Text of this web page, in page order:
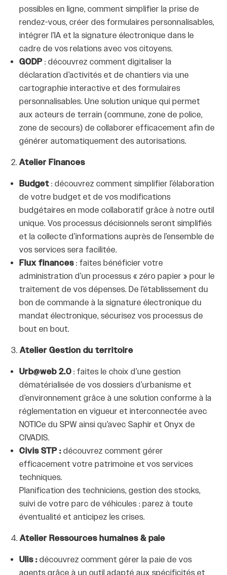
possibles en ligne, comment simplifier la prise de
rendez-vous, créer des formulaires personnalisables,
intégrer l’IA et la signature électronique dans le
cadre de vos relations avec vos citoyens.
GODP: découvrez comment digitaliser la
déclaration d’activités et de chantiers via une
cartographie interactive et des formulaires
personnalisables. Une solution unique qui permet
aux acteurs de terrain (commune, zone de police,
zone de secours) de collaborer efficacement afin de
générer automatiquement des autorisations.
Atelier Finances
Budget: découvrez comment simplifier l’élaboration
de votre budget et de vos modifications
budgétaires en mode collaboratif grâce à notre outil
unique. Vos processus décisionnels seront simplifiés
et la collecte d’informations auprès de l’ensemble de
vos services sera facilitée.
Flux finances: faites bénéficier votre
administration d’un processus « zéro papier » pour le
traitement de vos dépenses. De l’établissement du
bon de commande à la signature électronique du
mandat électronique, sécurisez vos processus de
bout en bout.
Atelier Gestion du territoire
Urb@web 2.0: faites le choix d’une gestion
dématérialisée de vos dossiers d’urbanisme et
d’environnement grâce à une solution conforme à la
réglementation en vigueur et interconnectée avec
NOTICe du SPW ainsi qu’avec Saphir et Onyx de
CIVADIS.
Civis STP :découvrez comment gérer
efficacement votre patrimoine et vos services
techniques.
Planification des techniciens, gestion des stocks,
suivi de votre parc de véhicules : parez à toute
éventualité et anticipez les crises.
Atelier Ressources humaines & paie
Ulis :découvrez comment gérer la paie de vos